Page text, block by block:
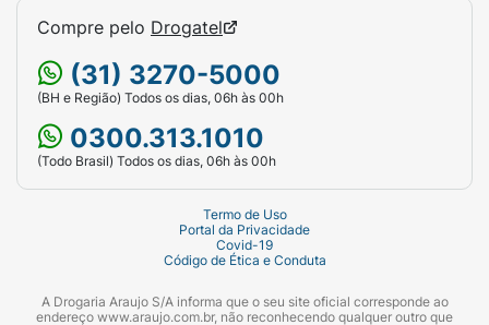
Compre pelo Drogatel
(31) 3270-5000
(BH e Região) Todos os dias, 06h às 00h
0300.313.1010
(Todo Brasil) Todos os dias, 06h às 00h
Termo de Uso
Portal da Privacidade
Covid-19
Código de Ética e Conduta
A Drogaria Araujo S/A informa que o seu site oficial corresponde ao
endereço www.araujo.com.br, não reconhecendo qualquer outro que